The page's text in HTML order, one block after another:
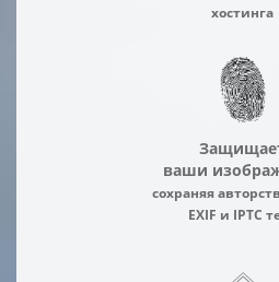
хостинга
ваши
сохраняя
EXIF и IPTC